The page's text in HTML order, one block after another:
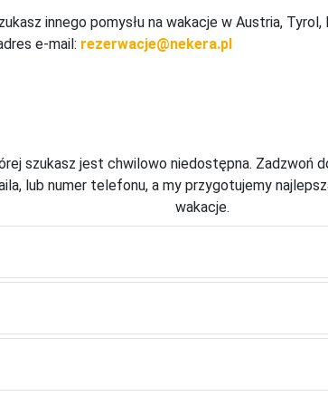
relaksacyjny.
innego pomysłu na wakacje w Austria,
e-mail: rezerwacje@nekera.pl
szukasz jest chwilowo niedostępna. Zadzwoń
lub numer telefonu, a my przygotujemy
wakacje.